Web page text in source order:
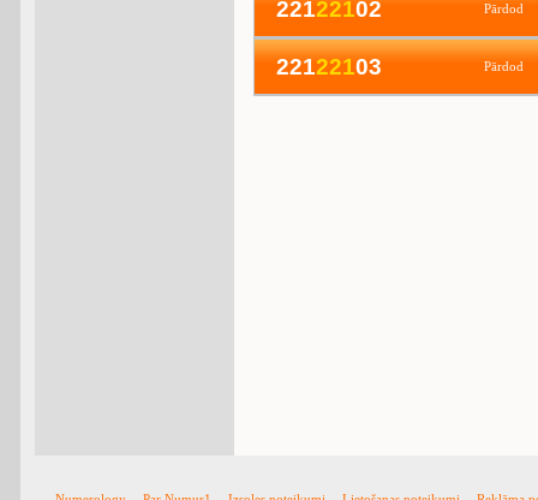
22122102 Pārdod
22122103 Pārdod